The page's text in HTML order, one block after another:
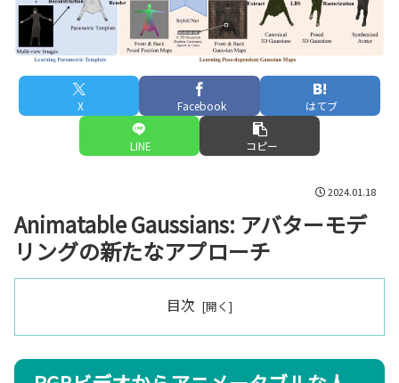
X Facebook はてブ
LINE コピー
2024.01.18
Animatable Gaussians: アバターモデ
リングの新たなアプローチ
目次